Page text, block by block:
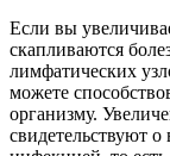
Если вы
скапливаются
лимфатических
можете
организму.
свидетельствуют о